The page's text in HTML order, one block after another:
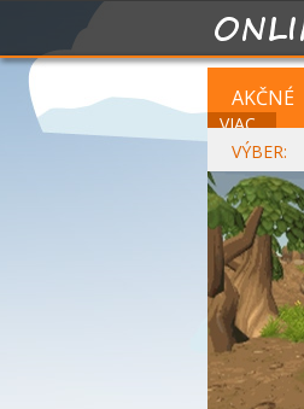
AKČNÉ
VIAC...
VÝBER: